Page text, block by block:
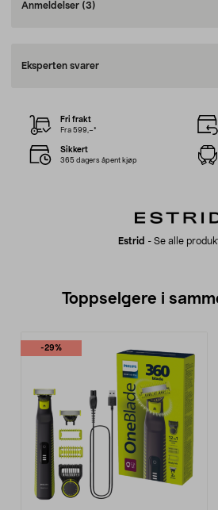
Anmeldelser (3)
Eksperten svarer
Estrid - Se alle
Fri frakt
Fra 599,–*
Sikkert
365 dagers åpent kjøp
Toppselgere i
-29%